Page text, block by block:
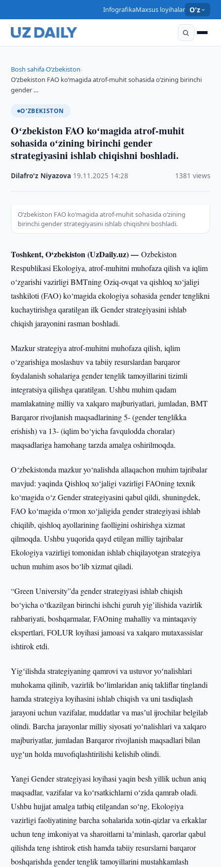
InfografikaMaxsus loyihalar O'z
Bosh sahifa›O‘zbekiston›
Oʻzbekiston FAO koʻmagida atrof-muhit sohasida oʻzining birinchi
gender …
O‘ZBEKISTON
Oʻzbekiston FAO koʻmagida atrof-muhit
sohasida oʻzining birinchi gender
strategiyasini ishlab chiqishni boshladi.
Dilafro'z Niyazova 19.11.2025 14:28 1381 views
Oʻzbekiston FAO koʻmagida atrof-muhit sohasida oʻzining
birinchi gender strategiyasini ishlab chiqishni boshladi.
Toshkent, O‘zbekiston (UzDaily.uz) —Ozbekiston
Respublikasi Ekologiya, atrof-muhitni muhofaza qilish va iqlim
o‘zgarishi vazirligi BMTning Oziq-ovqat va qishloq xo‘jaligi
tashkiloti (FAO) ko‘magida ekologiya sohasida gender tenglikni
kuchaytirishga qaratilgan ilk Gender strategiyasini ishlab
chiqish jarayonini rasman boshladi.
Mazkur strategiya atrof-muhitni muhofaza qilish, iqlim
o‘zgarishiga moslashuv va tabiiy resurslardan barqaror
foydalanish sohalariga gender tenglik tamoyillarini tizimli
integratsiya qilishga qaratilgan. Ushbu muhim qadam
mamlakatning milliy va xalqaro majburiyatlari, jumladan, BMT
Barqaror rivojlanish maqsadlarining 5- (gender tenglikka
erishish) va 13- (iqlim bo‘yicha favqulodda choralar)
maqsadlariga hamohang tarzda amalga oshirilmoqda.
O‘zbekistonda mazkur yo‘nalishda allaqachon muhim tajribalar
mavjud: yaqinda Qishloq xo‘jaligi vazirligi FAOning texnik
ko‘magida o‘z Gender strategiyasini qabul qildi, shuningdek,
FAO ko‘magida o‘rmon xo‘jaligida gender strategiyasi ishlab
chiqilib, qishloq ayollarining faolligini oshirishga xizmat
qilmoqda. Ushbu yuqorida qayd etilgan milliy tajribalar
Ekologiya vazirligi tomonidan ishlab chiqilayotgan strategiya
uchun muhim asos bo‘lib xizmat qiladi.
“Green University”da gender strategiyasi ishlab chiqish
bo‘yicha o‘tkazilgan birinchi ishchi guruh yig’ilishida vazirlik
rahbariyati, boshqarmalar, FAOning mahalliy va mintaqaviy
ekspertlari, FOLUR loyihasi jamoasi va xalqaro mutaxassislar
ishtirok etdi.
Yigʻilishda strategiyaning qamrovi va ustuvor yoʻnalishlari
muhokama qilinib, vazirlik boʻlimlaridan aniq takliflar tinglandi
hamda strategiya loyihasini ishlab chiqish va uni tasdiqlash
jarayoni uchun vazifalar, muddatlar va masʼul ijrochilar belgilab
olindi. Barcha jarayonlar milliy siyosati yoʻnalishlari va xalqaro
majburiyatlar, jumladan Barqaror rivojlanish maqsadlari bilan
uygʻun holda muvofiqlashtirilishi kelishib olindi.
Yangi Gender strategiyasi loyihasi yaqin besh yillik uchun aniq
maqsadlar, vazifalar va koʻrsatkichlarni oʻzida qamrab oladi.
Ushbu hujjat amalga tatbiq etilgandan soʻng, Ekologiya
vazirligi faoliyatining barcha sohalarida xotin-qizlar va erkaklar
uchun teng imkoniyat va sharoitlarni taʼminlash, qarorlar qabul
qilishda teng ishtirok etish hamda tabiiy resurslarni barqaror
boshqarishda gender tenglik tamoyillarini mustahkamlash